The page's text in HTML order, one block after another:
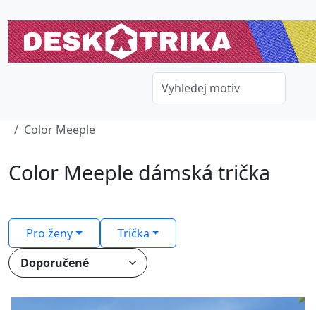
Color Meeple
Color Meeple dámská trička
Pro ženy Trička